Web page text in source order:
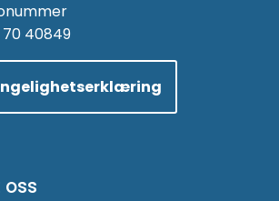
40849